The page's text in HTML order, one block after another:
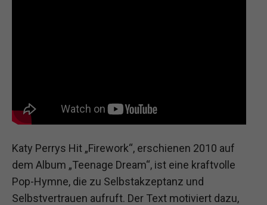
Katy Perrys Hit „Firework“, erschienen 2010 auf
dem Album „Teenage Dream“, ist eine kraftvolle
Pop-Hymne, die zu Selbstakzeptanz und
Selbstvertrauen aufruft. Der Text motiviert dazu,